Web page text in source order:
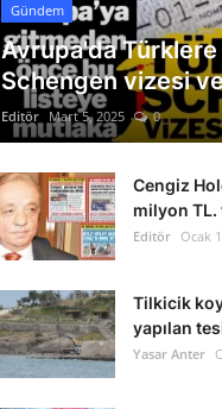
Gündem
Avrupa'da
Schengen vizesi
Editör Mart 5, 2025 0
Cengiz
milyon TL.
Editör Ocak
Tilkicik
yapılan
Yasar Anter